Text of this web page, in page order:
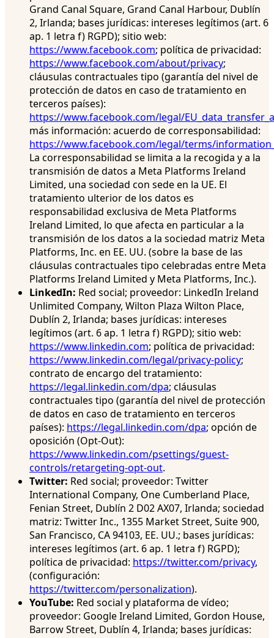
Grand Canal Square, Grand Canal Harbour, Dublín
2, Irlanda; bases jurídicas: intereses legítimos (art. 6
ap. 1 letra f) RGPD); sitio web:
https://www.facebook.com; política de privacidad:
https://www.facebook.com/about/privacy;
cláusulas contractuales tipo (garantía del nivel de
protección de datos en caso de tratamiento en
terceros países):
https://www.facebook.com/legal/
más información: acuerdo de corresponsabilidad:
https://www.facebook.com/legal/terms/
La corresponsabilidad se limita a la recogida y a la
transmisión de datos a Meta Platforms Ireland
Limited, una sociedad con sede en la UE. El
tratamiento ulterior de los datos es
responsabilidad exclusiva de Meta Platforms
Ireland Limited, lo que afecta en particular a la
transmisión de los datos a la sociedad matriz Meta
Platforms, Inc. en EE. UU. (sobre la base de las
cláusulas contractuales tipo celebradas entre Meta
Platforms Ireland Limited y Meta Platforms, Inc.).
LinkedIn: Red social; proveedor: LinkedIn Ireland
Unlimited Company, Wilton Plaza Wilton Place,
Dublín 2, Irlanda; bases jurídicas: intereses
legítimos (art. 6 ap. 1 letra f) RGPD); sitio web:
https://www.linkedin.com; política de privacidad:
https://www.linkedin.com/legal/privacy-policy;
contrato de encargo del tratamiento:
https://legal.linkedin.com/dpa; cláusulas
contractuales tipo (garantía del nivel de protección
de datos en caso de tratamiento en terceros
países): https://legal.linkedin.com/dpa; opción de
oposición (Opt-Out):
https://www.linkedin.com/psettings/guest-
controls/retargeting-opt-out.
Twitter: Red social; proveedor: Twitter
International Company, One Cumberland Place,
Fenian Street, Dublín 2 D02 AX07, Irlanda; sociedad
matriz: Twitter Inc., 1355 Market Street, Suite 900,
San Francisco, CA 94103, EE. UU.; bases jurídicas:
intereses legítimos (art. 6 ap. 1 letra f) RGPD);
política de privacidad: https://twitter.com/privacy,
(configuración:
https://twitter.com/personalization).
YouTube: Red social y plataforma de vídeo;
proveedor: Google Ireland Limited, Gordon House,
Barrow Street, Dublín 4, Irlanda; bases jurídicas: